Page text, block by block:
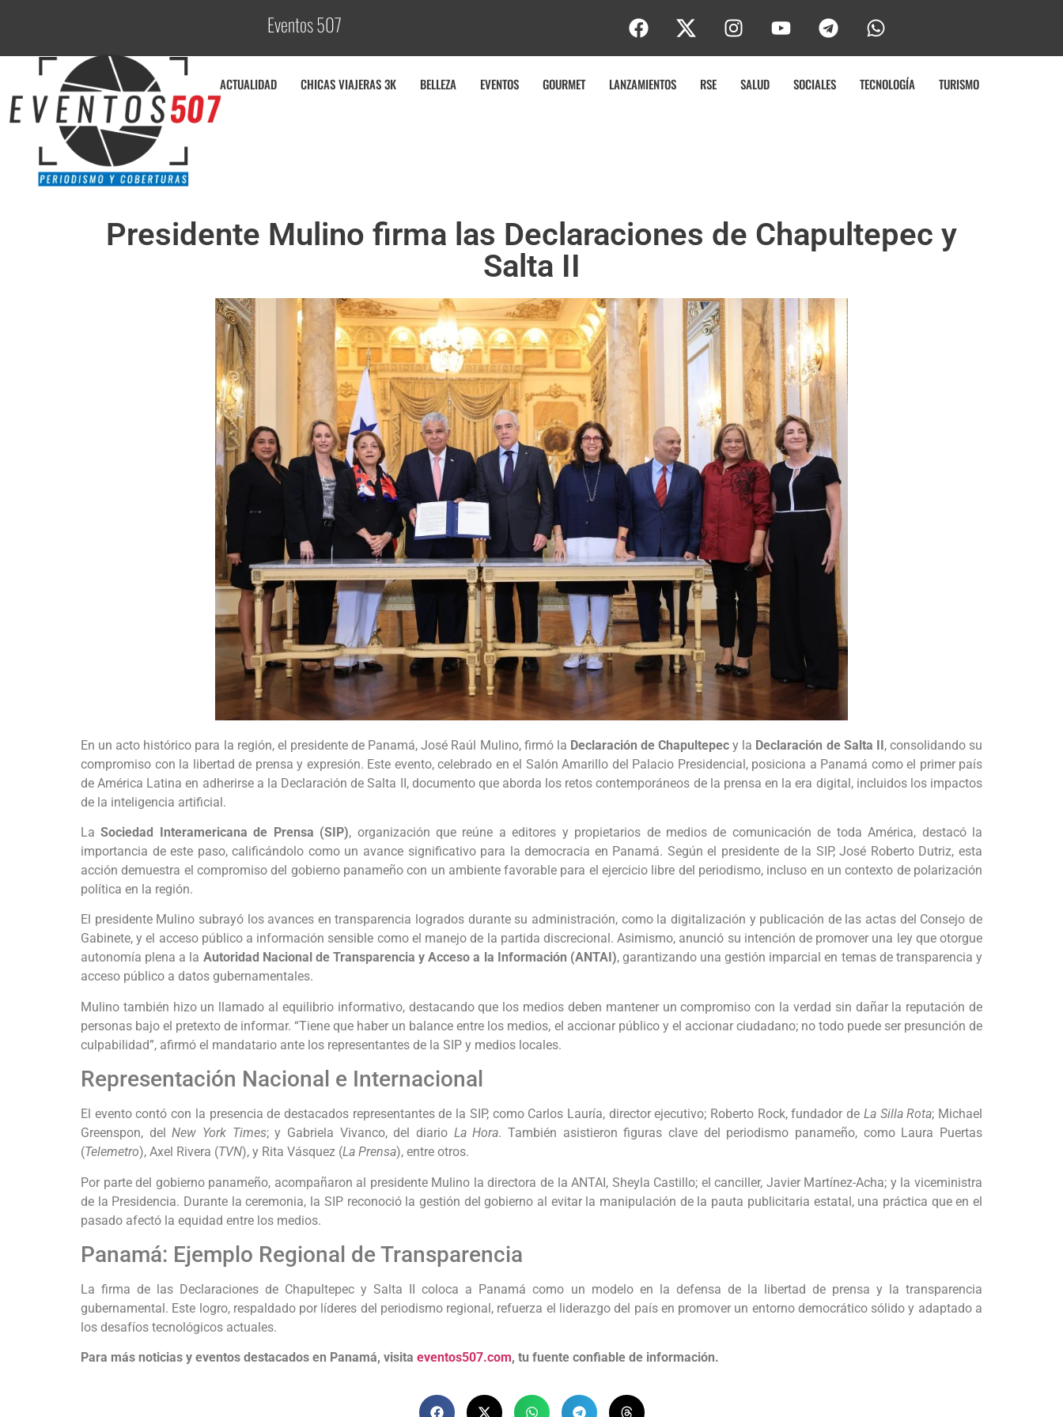
Eventos 507Co
ACTUALIDAD CHICAS VIAJERAS 3K BELLEZA EVENTOS GOURMET LANZAMIENTOS RSE SALUD SOCIALES TECNOLOGÍA TURISMO
Presidente Mulino firma las Declaraciones de Chapultepec y
Salta II
En un acto histórico para la región, el presidente de Panamá, José Raúl Mulino, firmó la Declaración de Chapultepec y la Declaración de Salta II, consolidando su
compromiso con la libertad de prensa y expresión. Este evento, celebrado en el Salón Amarillo del Palacio Presidencial, posiciona a Panamá como el primer país
de América Latina en adherirse a la Declaración de Salta II, documento que aborda los retos contemporáneos de la prensa en la era digital, incluidos los impactos
de la inteligencia artificial.
LaSociedad Interamericana de Prensa (SIP), organización que reúne a editores y propietarios de medios de comunicación de toda América, destacó la
importancia de este paso, calificándolo como un avance significativo para la democracia en Panamá. Según el presidente de la SIP, José Roberto Dutriz, esta
acción demuestra el compromiso del gobierno panameño con un ambiente favorable para el ejercicio libre del periodismo, incluso en un contexto de polarización
política en la región.
El presidente Mulino subrayó los avances en transparencia logrados durante su administración, como la digitalización y publicación de las actas del Consejo de
Gabinete, y el acceso público a información sensible como el manejo de la partida discrecional. Asimismo, anunció su intención de promover una ley que otorgue
autonomía plena a la Autoridad Nacional de Transparencia y Acceso a la Información (ANTAI), garantizando una gestión imparcial en temas de transparencia y
acceso público a datos gubernamentales.
Mulino también hizo un llamado al equilibrio informativo, destacando que los medios deben mantener un compromiso con la verdad sin dañar la reputación de
personas bajo el pretexto de informar. “Tiene que haber un balance entre los medios, el accionar público y el accionar ciudadano; no todo puede ser presunción de
culpabilidad”, afirmó el mandatario ante los representantes de la SIP y medios locales.
Representación Nacional e Internacional
El evento contó con la presencia de destacados representantes de la SIP, como Carlos Lauría, director ejecutivo; Roberto Rock, fundador de La Silla Rota; Michael
Greenspon, delNew York Times; y Gabriela Vivanco, del diario La Hora. También asistieron figuras clave del periodismo panameño, como Laura Puertas
(Telemetro), Axel Rivera (TVN), y Rita Vásquez (La Prensa), entre otros.
Por parte del gobierno panameño, acompañaron al presidente Mulino la directora de la ANTAI, Sheyla Castillo; el canciller, Javier Martínez-Acha; y la viceministra
de la Presidencia. Durante la ceremonia, la SIP reconoció la gestión del gobierno al evitar la manipulación de la pauta publicitaria estatal, una práctica que en el
pasado afectó la equidad entre los medios.
Panamá: Ejemplo Regional de Transparencia
La firma de las Declaraciones de Chapultepec y Salta II coloca a Panamá como un modelo en la defensa de la libertad de prensa y la transparencia
gubernamental. Este logro, respaldado por líderes del periodismo regional, refuerza el liderazgo del país en promover un entorno democrático sólido y adaptado a
los desafíos tecnológicos actuales.
Para más noticias y eventos destacados en Panamá, visita eventos507.com, tu fuente confiable de información.